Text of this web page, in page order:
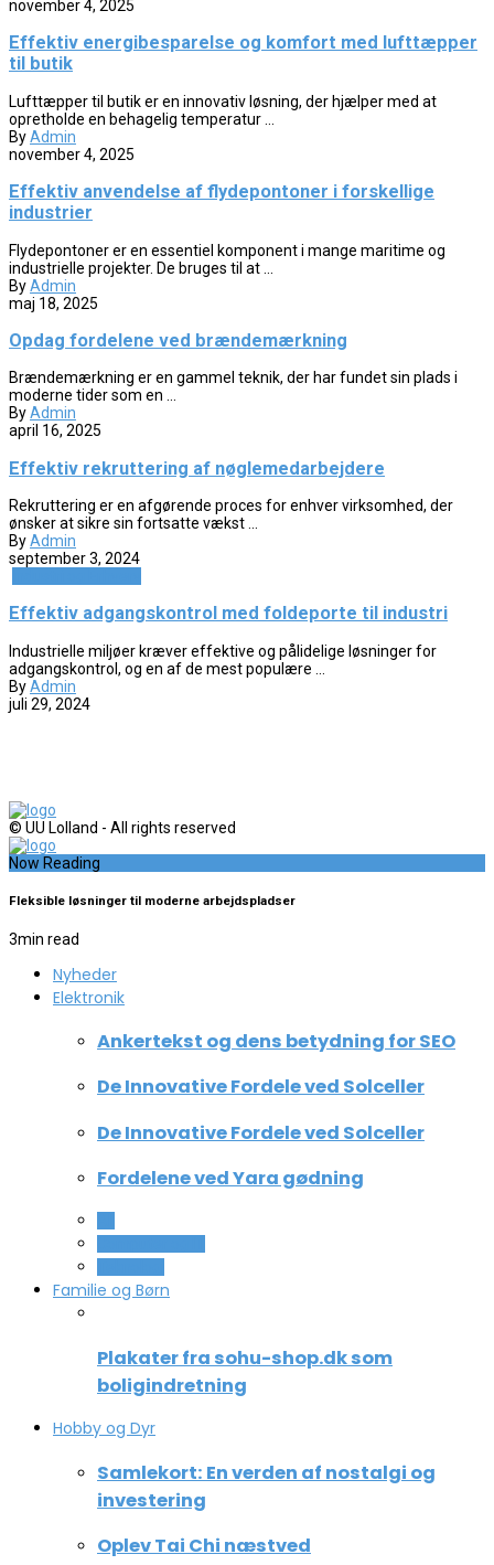
november 4, 2025
Effektiv energibesparelse og komfort med lufttæpper
til butik
Lufttæpper til butik er en innovativ løsning, der hjælper med at
opretholde en behagelig temperatur ...
ByAdmin
november 4, 2025
Effektiv anvendelse af flydepontoner i forskellige
industrier
Flydepontoner er en essentiel komponent i mange maritime og
industrielle projekter. De bruges til at ...
ByAdmin
maj 18, 2025
Opdag fordelene ved brændemærkning
Brændemærkning er en gammel teknik, der har fundet sin plads i
moderne tider som en ...
ByAdmin
april 16, 2025
Effektiv rekruttering af nøglemedarbejdere
Rekruttering er en afgørende proces for enhver virksomhed, der
ønsker at sikre sin fortsatte vækst ...
ByAdmin
september 3, 2024
Effektiv adgangskontrol med foldeporte til industri
Industrielle miljøer kræver effektive og pålidelige løsninger for
adgangskontrol, og en af de mest populære ...
ByAdmin
juli 29, 2024
© UU Lolland - All rights reserved
Now Reading
Fleksible løsninger til moderne arbejdspladser
3min read
Nyheder
Elektronik
Ankertekst og dens betydning for SEO
De Innovative Fordele ved Solceller
De Innovative Fordele ved Solceller
Fordelene ved Yara gødning
Familie og Børn
Plakater fra sohu-shop.dk som
boligindretning
Hobby og Dyr
Samlekort: En verden af nostalgi og
investering
Oplev Tai Chi næstved